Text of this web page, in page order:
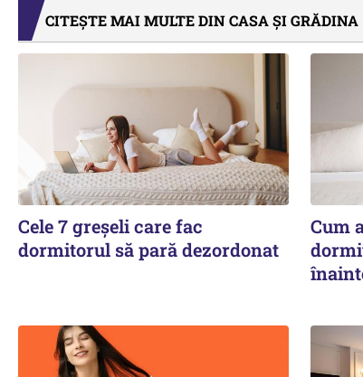
CITEȘTE MAI MULTE DIN CASA ȘI GRĂDINA
Cele 7 greșeli care fac
dormitorul să pară dezordonat
Cum